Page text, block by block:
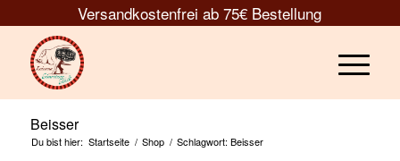
Versandkostenfrei ab 75€ Bestellung
Beisser
Du bist hier: Startseite / Shop / Schlagwort: Beisser